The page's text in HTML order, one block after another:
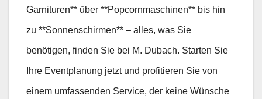
Garnituren** über **Popcornmaschinen** bis hin
zu **Sonnenschirmen** – alles, was Sie
benötigen, finden Sie bei M. Dubach. Starten Sie
Ihre Eventplanung jetzt und profitieren Sie von
einem umfassenden Service, der keine Wünsche